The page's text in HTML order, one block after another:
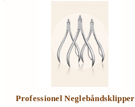
Professionel Neglebåndsklipper